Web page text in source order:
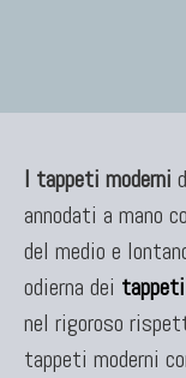
I tappeti moderni
annodati a mano
del medio e
odierna dei
nel rigoroso
tappeti moderni